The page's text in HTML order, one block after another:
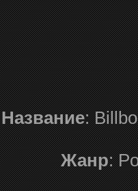
Название:
Жанр: